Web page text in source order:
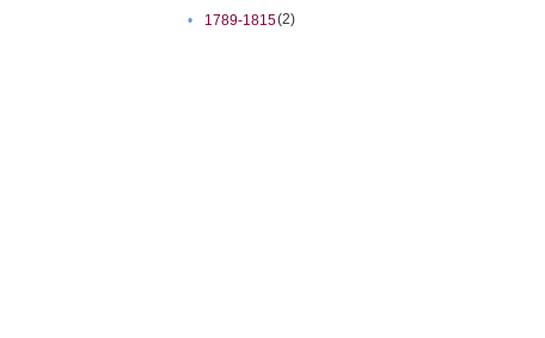
•
1789-1815(2)